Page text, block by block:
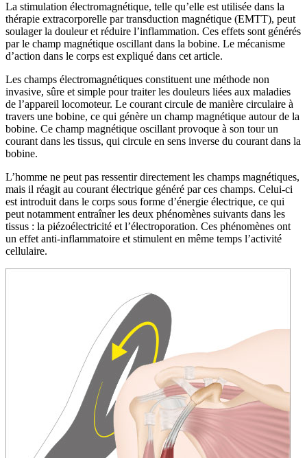
La stimulation électromagnétique, telle qu’elle est utilisée dans la
thérapie extracorporelle par transduction magnétique (EMTT), peut
soulager la douleur et réduire l’inflammation. Ces effets sont générés
par le champ magnétique oscillant dans la bobine. Le mécanisme
d’action dans le corps est expliqué dans cet article.
Les champs électromagnétiques constituent une méthode non
invasive, sûre et simple pour traiter les douleurs liées aux maladies
de l’appareil locomoteur. Le courant circule de manière circulaire à
travers une bobine, ce qui génère un champ magnétique autour de la
bobine. Ce champ magnétique oscillant provoque à son tour un
courant dans les tissus, qui circule en sens inverse du courant dans la
bobine.
L’homme ne peut pas ressentir directement les champs magnétiques,
mais il réagit au courant électrique généré par ces champs. Celui-ci
est introduit dans le corps sous forme d’énergie électrique, ce qui
peut notamment entraîner les deux phénomènes suivants dans les
tissus : la piézoélectricité et l’électroporation. Ces phénomènes ont
un effet anti-inflammatoire et stimulent en même temps l’activité
cellulaire.